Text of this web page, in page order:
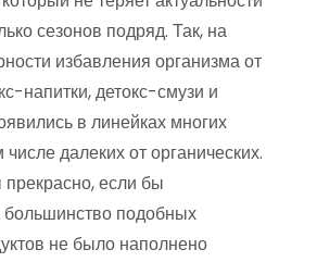
сезонов подряд. Так, на
избавления организма от
напитки, детокс-смузи и
в линейках многих
далеких от органических.
если бы
подобных
не было наполнено